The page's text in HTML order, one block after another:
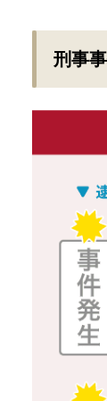
刑事